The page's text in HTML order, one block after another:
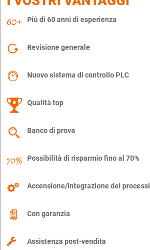
Più di 60 anni di esperienza
Revisione generale
Nuovo sistema di controllo PLC
Qualità top
Banco di prova
Possibilità di risparmio fino al 70%
Accensione/integrazione dei processi
Con garanzia
Assistenza post-vendita